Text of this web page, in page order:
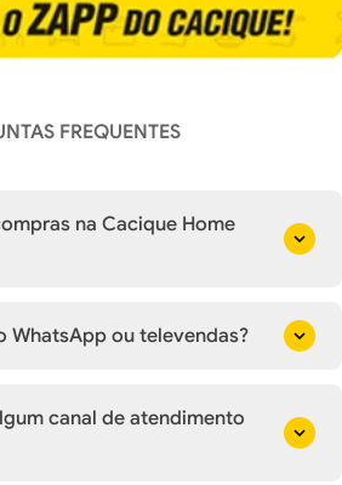
FREQUENTES
na Cacique Home
WhatsApp ou televendas?
canal de atendimento